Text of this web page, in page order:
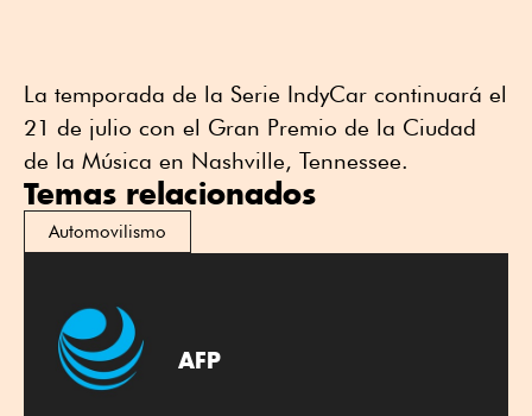
La temporada de la Serie IndyCar continuará el
21 de julio con el Gran Premio de la Ciudad
de la Música en Nashville, Tennessee.
Temas relacionados
Automovilismo
AFP